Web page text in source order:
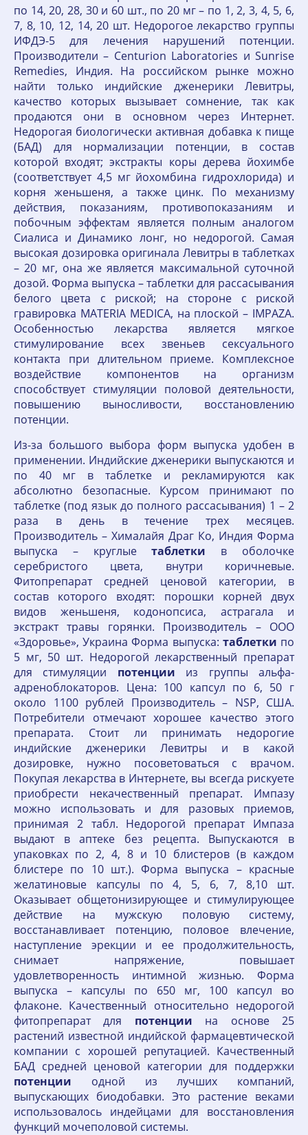
по 14, 20, 28, 30 и 60 шт., по 20 мг – по 1, 2, 3, 4, 5, 6,
7, 8, 10, 12, 14, 20 шт. Недорогое лекарство группы
ИФДЭ-5 для лечения нарушений потенции.
Производители – Centurion Laboratories и Sunrise
Remedies, Индия. На российском рынке можно
найти только индийские дженерики Левитры,
качество которых вызывает сомнение, так как
продаются они в основном через Интернет.
Недорогая биологически активная добавка к пище
(БАД) для нормализации потенции, в состав
которой входят; экстракты коры дерева йохимбе
(соответствует 4,5 мг йохомбина гидрохлорида) и
корня женьшеня, а также цинк. По механизму
действия, показаниям, противопоказаниям и
побочным эффектам является полным аналогом
Сиалиса и Динамико лонг, но недорогой. Самая
высокая дозировка оригинала Левитры в таблетках
– 20 мг, она же является максимальной суточной
дозой. Форма выпуска – таблетки для рассасывания
белого цвета с риской; на стороне с риской
гравировка MATERIA MEDICA, на плоской – IMPAZA.
Особенностью лекарства является мягкое
стимулирование всех звеньев сексуального
контакта при длительном приеме. Комплексное
воздействие компонентов на организм
способствует стимуляции половой деятельности,
повышению выносливости, восстановлению
потенции.
Из-за большого выбора форм выпуска удобен в
применении. Индийские дженерики выпускаются и
по 40 мг в таблетке и рекламируются как
абсолютно безопасные. Курсом принимают по
таблетке (под язык до полного рассасывания) 1 – 2
раза в день в течение трех месяцев.
Производитель – Хималайя Драг Ко, Индия Форма
выпуска – круглыетаблетки в оболочке
серебристого цвета, внутри коричневые.
Фитопрепарат средней ценовой категории, в
состав которого входят: порошки корней двух
видов женьшеня, кодонопсиса, астрагала и
экстракт травы горянки. Производитель – ООО
«Здоровье», Украина Форма выпуска: таблетки по
5 мг, 50 шт. Недорогой лекарственный препарат
для стимуляции потенции из группы альфа-
адреноблокаторов. Цена: 100 капсул по 6, 50 г
около 1100 рублей Производитель – NSP, США.
Потребители отмечают хорошее качество этого
препарата. Стоит ли принимать недорогие
индийские дженерики Левитры и в какой
дозировке, нужно посоветоваться с врачом.
Покупая лекарства в Интернете, вы всегда рискуете
приобрести некачественный препарат. Импазу
можно использовать и для разовых приемов,
принимая 2 табл. Недорогой препарат Импаза
выдают в аптеке без рецепта. Выпускаются в
упаковках по 2, 4, 8 и 10 блистеров (в каждом
блистере по 10 шт.). Форма выпуска – красные
желатиновые капсулы по 4, 5, 6, 7, 8,10 шт.
Оказывает общетонизирующее и стимулирующее
действие на мужскую половую систему,
восстанавливает потенцию, половое влечение,
наступление эрекции и ее продолжительность,
снимает напряжение, повышает
удовлетворенность интимной жизнью. Форма
выпуска – капсулы по 650 мг, 100 капсул во
флаконе. Качественный относительно недорогой
фитопрепарат для потенции на основе 25
растений известной индийской фармацевтической
компании с хорошей репутацией. Качественный
БАД средней ценовой категории для поддержки
потенции одной из лучших компаний,
выпускающих биодобавки. Это растение веками
использовалось индейцами для восстановления
функций мочеполовой системы.